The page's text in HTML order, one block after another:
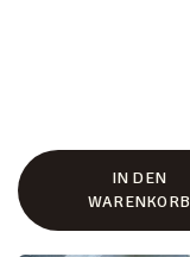
IN DEN
WARENKORB